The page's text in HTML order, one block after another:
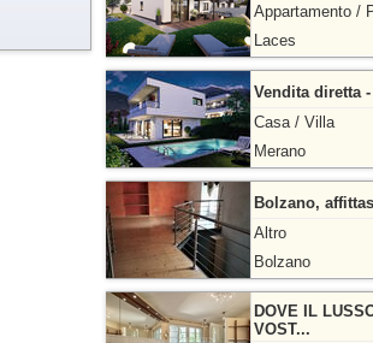
Appartamento /
Laces
Vendita diretta
Casa / Villa
Merano
Bolzano,
Altro
Bolzano
DOVE IL
VOST...